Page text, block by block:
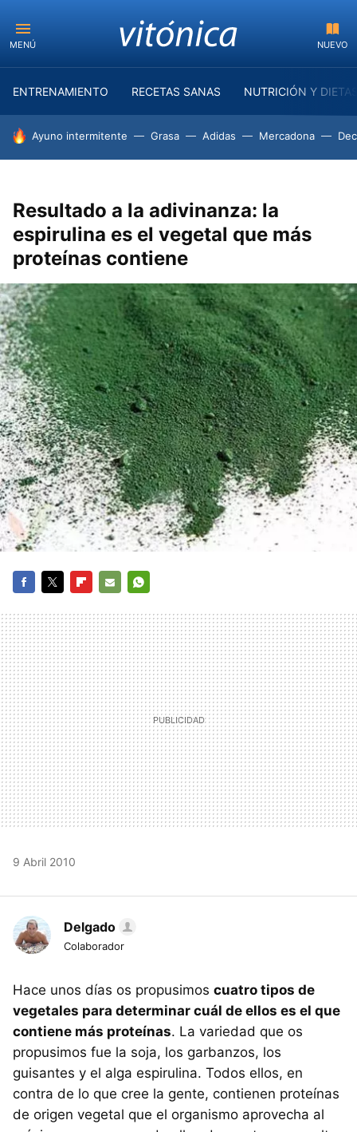
MENÚ NUEVO
ENTRENAMIENTO RECETAS SANAS NUTRICIÓN Y
HOY SE HABLA DE
Ayuno intermitente Grasa Adidas Mercadona
Resultado a la adivinanza: la
espirulina es el vegetal que más
proteínas contiene
MAIL
9 Abril 2010
Delgado
Colaborador
Hace unos días os propusimos cuatro tipos de
vegetales para determinar cuál de ellos es el que
contiene más proteínas. La variedad que os
propusimos fue la soja, los garbanzos, los
guisantes y el alga espirulina. Todos ellos, en
contra de lo que cree la gente, contienen proteínas
de origen vegetal que el organismo aprovecha al